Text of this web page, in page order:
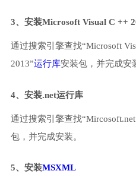
3、安装Microsoft Visual C ++
通过搜索引擎查找“Microsoft
2013”运行库安装包，并完成安
4、安装.net运行库
通过搜索引擎查找
包，并完成安装。
5、安装MSXML